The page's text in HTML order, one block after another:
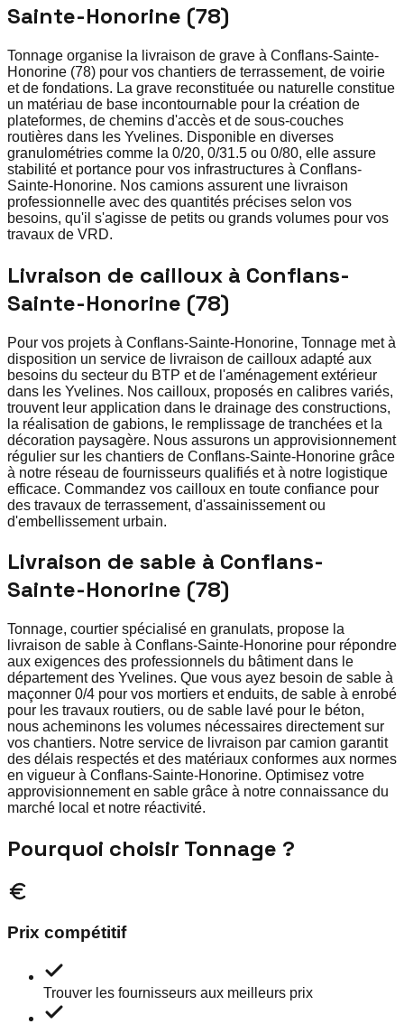
Sainte-Honorine (78)
Tonnage organise la livraison de grave à Conflans-Sainte-
Honorine (78) pour vos chantiers de terrassement, de voirie
et de fondations. La grave reconstituée ou naturelle constitue
un matériau de base incontournable pour la création de
plateformes, de chemins d'accès et de sous-couches
routières dans les Yvelines. Disponible en diverses
granulométries comme la 0/20, 0/31.5 ou 0/80, elle assure
stabilité et portance pour vos infrastructures à Conflans-
Sainte-Honorine. Nos camions assurent une livraison
professionnelle avec des quantités précises selon vos
besoins, qu'il s'agisse de petits ou grands volumes pour vos
travaux de VRD.
Livraison de cailloux à Conflans-
Sainte-Honorine (78)
Pour vos projets à Conflans-Sainte-Honorine, Tonnage met à
disposition un service de livraison de cailloux adapté aux
besoins du secteur du BTP et de l'aménagement extérieur
dans les Yvelines. Nos cailloux, proposés en calibres variés,
trouvent leur application dans le drainage des constructions,
la réalisation de gabions, le remplissage de tranchées et la
décoration paysagère. Nous assurons un approvisionnement
régulier sur les chantiers de Conflans-Sainte-Honorine grâce
à notre réseau de fournisseurs qualifiés et à notre logistique
efficace. Commandez vos cailloux en toute confiance pour
des travaux de terrassement, d'assainissement ou
d'embellissement urbain.
Livraison de sable à Conflans-
Sainte-Honorine (78)
Tonnage, courtier spécialisé en granulats, propose la
livraison de sable à Conflans-Sainte-Honorine pour répondre
aux exigences des professionnels du bâtiment dans le
département des Yvelines. Que vous ayez besoin de sable à
maçonner 0/4 pour vos mortiers et enduits, de sable à enrobé
pour les travaux routiers, ou de sable lavé pour le béton,
nous acheminons les volumes nécessaires directement sur
vos chantiers. Notre service de livraison par camion garantit
des délais respectés et des matériaux conformes aux normes
en vigueur à Conflans-Sainte-Honorine. Optimisez votre
approvisionnement en sable grâce à notre connaissance du
marché local et notre réactivité.
Pourquoi choisir Tonnage ?
Prix compétitif
Trouver les fournisseurs aux meilleurs prix